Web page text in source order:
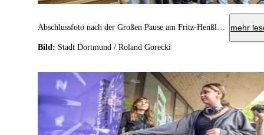
Abschlussfoto nach der Großen Pause am Fritz-Henßler-Berufskolleg mit Schüler*innen, Lehrer*innen und Verantwortlichen der Wahlbeteiligungskampagne, darunter Stadträtin Monika Nienaber-Willaredt (Mitte). mehr
Bild: Stadt Dortmund / Roland Gorecki